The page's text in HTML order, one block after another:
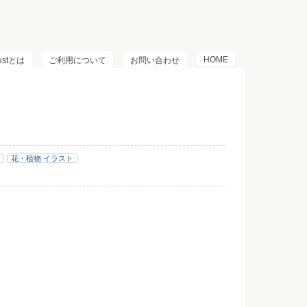
HOME
お問い合わせ
ご利用について
とは
花・植物 イラスト